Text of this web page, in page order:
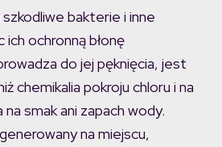
bakterie i inne
ochronną błonę
do jej pęknięcia, jest
chemikalia pokroju chloru i na
smak ani zapach wody.
na miejscu,